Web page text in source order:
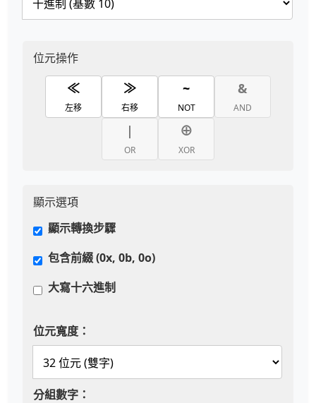
位元操作
≪
左移
≫
右移
~
NOT
&
AND
|
OR
⊕
XOR
顯示選項
顯示轉換步驟
包含前綴 (0x, 0b, 0o)
大寫十六進制
位元寬度：
分組數字：